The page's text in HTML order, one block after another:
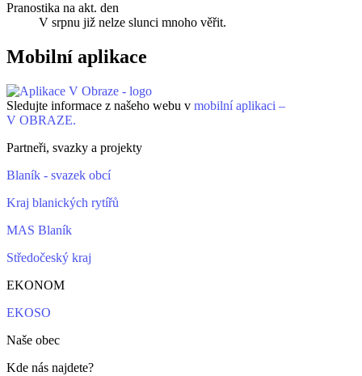
Pranostika na akt. den
V srpnu již nelze slunci mnoho věřit.
Mobilní aplikace
Sledujte informace z našeho webu v mobilní aplikaci –
V OBRAZE.
Partneři, svazky a projekty
Blaník - svazek obcí
Kraj blanických rytířů
MAS Blaník
Středočeský kraj
EKONOM
EKOSO
Naše obec
Kde nás najdete?